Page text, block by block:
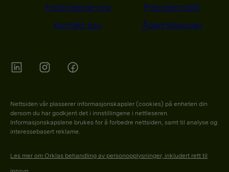
Forbrukerservice
Pressekontakt
Kontakt oss
Åpenhetsloven
Nettsiden vår plasserer informasjonskapsler (cookies) på enheten din
dersom du har godkjent det i innstillingene i nettleseren.
Informasjonskapslene brukes for å forbedre nettsiden, samt til analyse og
interessebasert reklame.
Les mer om Orklas behandling av personopplysninger, inkludert rett til